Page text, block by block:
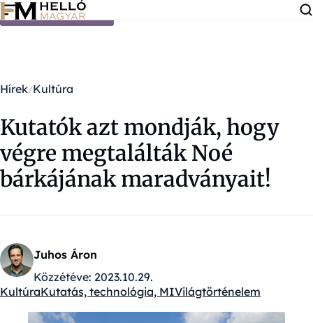
Ugrás a tartalomra
Hírek Kultúra
Kutatók azt mondják, hogy
végre megtalálták Noé
bárkájának maradványait!
Juhos Áron
Közzétéve: 2023.10.29.
Kategóriák:
KultúraKutatás, technológia, MIVilágtörténelem